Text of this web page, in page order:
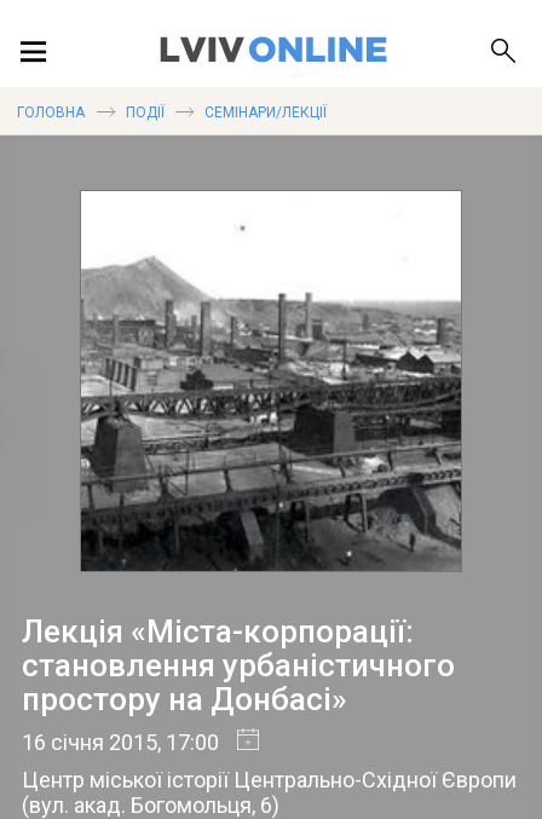
ПУБЛІКАЦІЇ
ДОВІДКА
ГОЛОВНА ПОДІЇ СЕМІНАРИ/ЛЕКЦІЇ
Лекція «Міста-корпорації:
становлення урбаністичного
простору на Донбасі»
16 січня 2015, 17:00
Центр міської історії Центрально-Східної Європи
(вул. акад. Богомольця, 6)